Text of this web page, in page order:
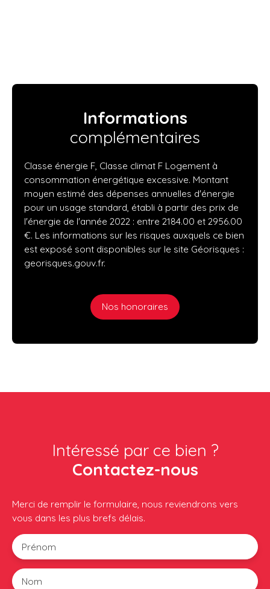
Informations
complémentaires
Classe énergie F, Classe climat F Logement à
consommation énergétique excessive. Montant
moyen estimé des dépenses annuelles d'énergie
pour un usage standard, établi à partir des prix de
l'énergie de l'année 2022 : entre 2184.00 et 2956.00
€. Les informations sur les risques auxquels ce bien
est exposé sont disponibles sur le site Géorisques :
georisques.gouv.fr.
Nos honoraires
Intéressé par ce bien ?
Contactez-nous
Merci de remplir le formulaire, nous reviendrons vers
vous dans les plus brefs délais.
Prénom
Nom